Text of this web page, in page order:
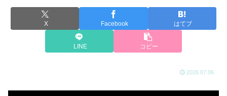
X Facebook はてブ
LINE コピー
2026.07.06